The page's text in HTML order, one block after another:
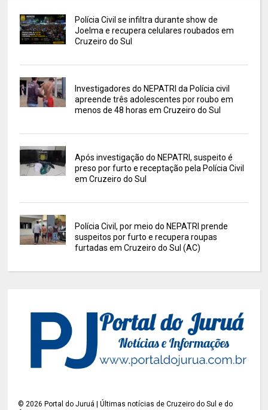
Polícia Civil se infiltra durante show de
Joelma e recupera celulares roubados em
Cruzeiro do Sul
Investigadores do NEPATRI da Polícia civil
apreende três adolescentes por roubo em
menos de 48 horas em Cruzeiro do Sul
Após investigação do NEPATRI, suspeito é
preso por furto e receptação pela Polícia Civil
em Cruzeiro do Sul
Polícia Civil, por meio do NEPATRI prende
suspeitos por furto e recupera roupas
furtadas em Cruzeiro do Sul (AC)
©2026 Portal do Juruá | Últimas notícias de Cruzeiro do Sul e do